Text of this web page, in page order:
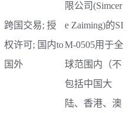
跨国交易; 授
权许可; 国内to
国外
限公司(Simcer
e Zaiming)的SI
M-0505用于全
球范围内（不
包括中国大
陆、香港、澳